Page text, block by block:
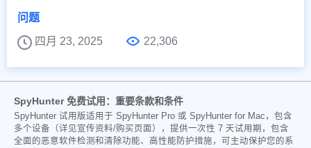
问题
四月 23, 2025
22,306
SpyHunter 免费试用：重要条款和条件
SpyHunter 试用版适用于 SpyHunter Pro 或 SpyHunter for Mac，包含
多个设备（详见宣传资料/购买页面），提供一次性 7 天试用期，包含
全面的恶意软件检测和清除功能、高性能防护措施，可主动保护您的系